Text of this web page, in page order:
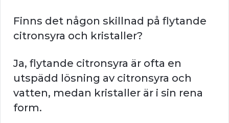
Finns det någon skillnad på flytande
citronsyra och kristaller?
Ja, flytande citronsyra är ofta en
utspädd lösning av citronsyra och
vatten, medan kristaller är i sin rena
form.